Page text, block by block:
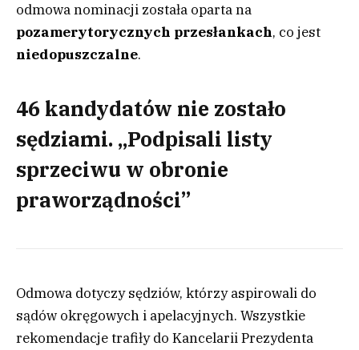
odmowa nominacji została oparta na
pozamerytorycznych przesłankach, co jest
niedopuszczalne.
46 kandydatów nie zostało
sędziami. „Podpisali listy
sprzeciwu w obronie
praworządności”
Odmowa dotyczy sędziów, którzy aspirowali do
sądów okręgowych i apelacyjnych. Wszystkie
rekomendacje trafiły do Kancelarii Prezydenta